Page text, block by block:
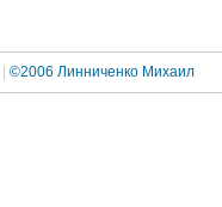
©2006 Линниченко Михаил